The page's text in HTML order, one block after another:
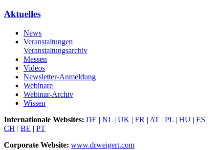
Aktuelles
News
Veranstaltungen
Veranstaltungsarchiv
Messen
Videos
Newsletter-Anmeldung
Webinare
Webinar-Archiv
Wissen
Internationale Websites: DE | NL | UK | FR | AT | PL | HU | ES |
CH | BE | PT
Corporate Website: www.drweigert.com